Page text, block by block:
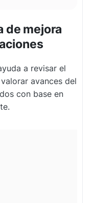
de mejora
a revisar el
avances del
con base en